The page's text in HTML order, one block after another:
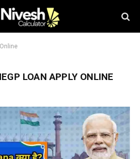
LOAN APPLY ONLINE